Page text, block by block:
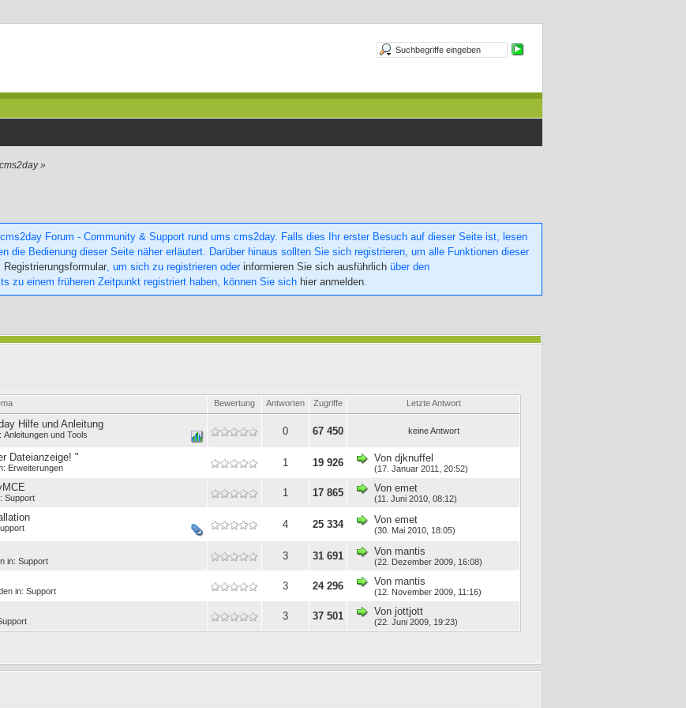
»
Forum - Community & Support rund ums cms2day. Falls dies Ihr erster Besuch auf dieser Seite ist, lesen
die Bedienung dieser Seite näher erläutert. Darüber hinaus sollten Sie sich registrieren, um alle Funktionen dieser
Registrierungsformular, um sich zu registrieren oder informieren Sie sich ausführlich über den
zu einem früheren Zeitpunkt registriert haben, können Sie sich hier anmelden.
Bewertung Antworten Zugriffe Letzte Antwort
Hilfe und Anleitung
Anleitungen und Tools 0 67 450 keine Antwort
Dateianzeige! "
Erweiterungen 1 19 926 Von djknuffel
(17. Januar 2011, 20:52)
Support 1 17 865 Von emet
(11. Juni 2010, 08:12)
4 25 334 Von emet
(30. Mai 2010, 18:05)
in: Support 3 31 691 Von mantis
(22. Dezember 2009, 16:08)
in: Support 3 24 296 Von mantis
(12. November 2009, 11:16)
3 37 501 Von jottjott
(22. Juni 2009, 19:23)